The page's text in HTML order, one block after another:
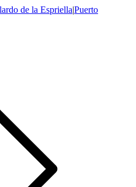
de la Espriella|Puerto